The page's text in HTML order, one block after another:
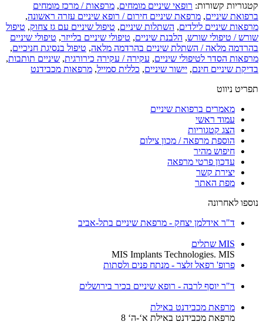
קטגוריות קשורות: רופאי שיניים מומחים, מרפאות / מרכז מומחים
ברפואת שיניים, מרפאת שיניים חירום / רופא שיניים עזרה ראשונה,
מרפאות שיניים לילדים, השתלות שיניים, טיפול שיניים עם גז צחוק, טיפול
שורש / טיפולי שורש, הלבנת שיניים, טיפולי שיניים בלייזר, טיפולי שיניים
בהרדמה מלאה / השתלת שיניים בהרדמה מלאה, טיפול בנסיגת חניכיים,
מרפאות הסדר לטיפולי שיניים, עקירה / עקירה כירורגית, שיניים תותבות,
בדיקת שיניים חינם, יישור שיניים, כללית סמייל, מרפאות מכבידנט
תפריט ניווט
מאמרים ברפואת שיניים
עמוד ראשי
הצג קטגוריות
הוספת מרפאה / מכון צילום
חיפוש מהיר
עדכון פרטי מרפאה
יצירת קשר
מפת האתר
נוספו לאחרונה
ד"ר אידלמן יצחק - מרפאת שיניים בתל-אביב
MIS שתלים
MIS Implants Technologies. MIS
פרופ' רפאל זלצר - מנתח פנים ולסתות
ד"ר יוסף לרבה - רופא שיניים בכיר בירושלים
מרפאת מכבידנט באילת
מרפאת מכבידנט באילת א‘-ה‘ 8